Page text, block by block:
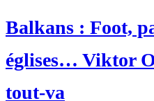
Balkans : Foot,
églises… Viktor
tout-va